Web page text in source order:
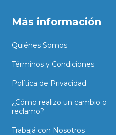
Más información
Quiénes Somos
Términos y Condiciones
Política de Privacidad
¿Cómo realizo un cambio o
reclamo?
Trabajá con Nosotros